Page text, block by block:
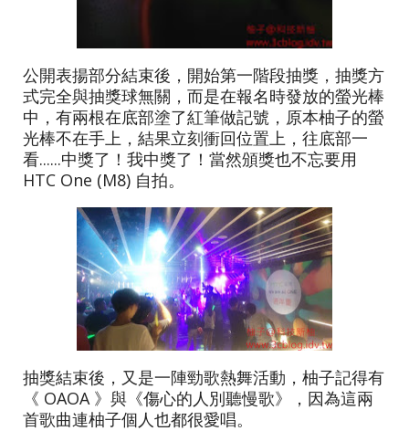
公開表揚部分結束後，開始第一階段抽獎，抽獎方
式完全與抽獎球無關，而是在報名時發放的螢光棒
中，有兩根在底部塗了紅筆做記號，原本柚子的螢
光棒不在手上，結果立刻衝回位置上，往底部一
看......中獎了！我中獎了！當然頒獎也不忘要用
HTC One (M8) 自拍。
抽獎結束後，又是一陣勁歌熱舞活動，柚子記得有
《 OAOA 》與《傷心的人別聽慢歌》，因為這兩
首歌曲連柚子個人也都很愛唱。